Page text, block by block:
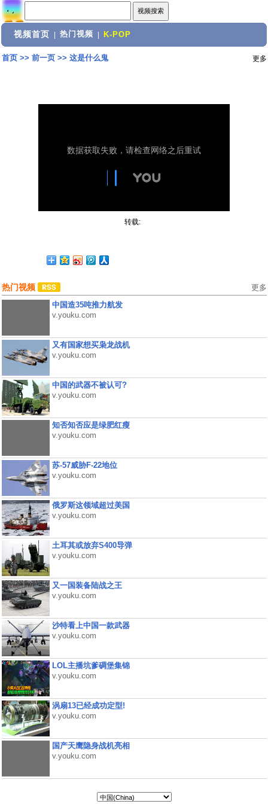
视频首页 热门视频 K-POP
首页>> 前一页>> 这是什么鬼 更多
转载:
热门视频 更多
中国造35吨推力航发
v.youku.com
又有国家想买枭龙战机
v.youku.com
中国的武器不被认可?
v.youku.com
知否知否应是绿肥红瘦
v.youku.com
苏-57威胁F-22地位
v.youku.com
俄罗斯这领域超过美国
v.youku.com
土耳其或放弃S400导弹
v.youku.com
又一国装备陆战之王
v.youku.com
沙特看上中国一款武器
v.youku.com
LOL主播坑爹碉堡集锦
v.youku.com
涡扇13已经成功定型!
v.youku.com
国产天鹰隐身战机亮相
v.youku.com